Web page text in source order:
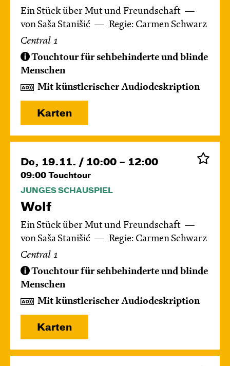
Ein Stück über Mut und Freundschaft
von Saša Stanišić
Regie: Carmen Schwarz
Central 1
Touchtour für sehbehinderte und blinde
Menschen
Mit künstlerischer Audiodeskription
Karten
Do, 19.11. / 10:00 – 12:00
09:00 Touchtour
JUNGES SCHAUSPIEL
Wolf
Ein Stück über Mut und Freundschaft
von Saša Stanišić
Regie: Carmen Schwarz
Central 1
Touchtour für sehbehinderte und blinde
Menschen
Mit künstlerischer Audiodeskription
Karten